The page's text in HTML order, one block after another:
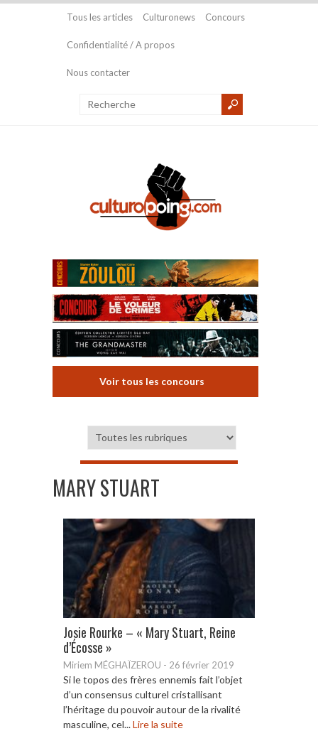
Tous les articles Culturonews Concours
Confidentialité / A propos
Nous contacter
Voir tous les concours
MARY STUART
Josie Rourke – « Mary Stuart, Reine
d’Écosse »
Miriem MÉGHAÏZEROU - 26 février 2019
Si le topos des frères ennemis fait l’objet
d’un consensus culturel cristallisant
l’héritage du pouvoir autour de la rivalité
masculine, cel...Lire la suite